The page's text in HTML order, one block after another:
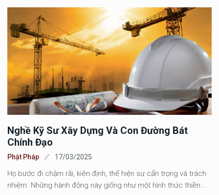
Nghề Kỹ Sư Xây Dựng Và Con Đường Bát
Chính Đạo
Phật Pháp 17/03/2025
Họ bước đi chậm rãi, kiên định, thể hiện sự cẩn trọng và trách
nhiệm. Những hành động này giống như một hình thức thiền...